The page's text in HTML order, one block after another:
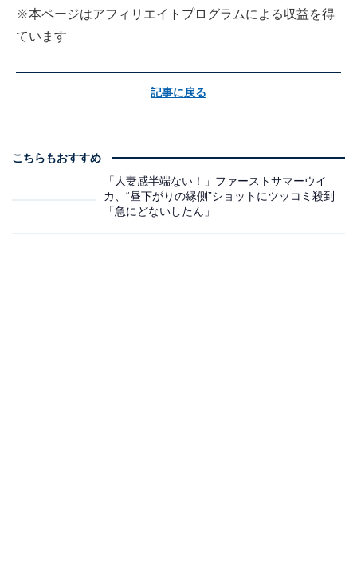
※本ページはアフィリエイトプログラムによる収益を得
ています
記事に戻る
こちらもおすすめ
「人妻感半端ない！」ファーストサマーウイ
カ、“昼下がりの縁側”ショットにツッコミ殺到
「急にどないしたん」